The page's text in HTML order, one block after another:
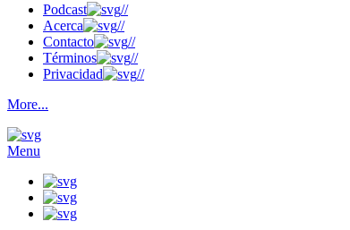
Podcast
//
Acerca
//
Contacto
//
Términos
//
Privacidad
//
More...
Menu